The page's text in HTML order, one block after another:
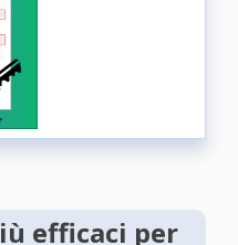
efficaci per